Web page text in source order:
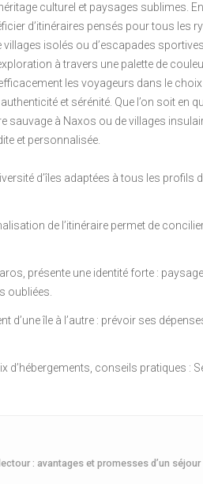
culturel et paysages sublimes.
d’itinéraires pensés pour tous les
villages isolés ou d’escapades
à travers une palette de
les voyageurs dans le
et sérénité. Que l’on soit en
sauvage à Naxos ou de villages
et personnalisée.
d’îles adaptées à tous les profils
de l’itinéraire permet de
présente une identité forte :
oubliées.
d’une île à l’autre : prévoir ses
d’hébergements, conseils pratiques :
: avantages et promesses d’un